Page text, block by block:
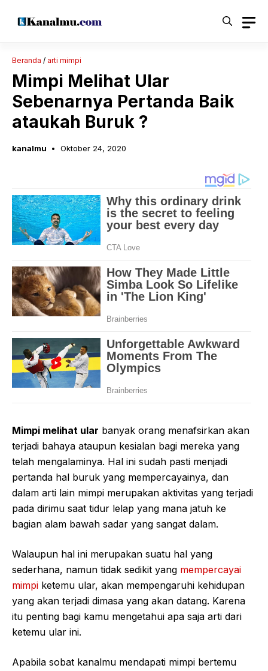
Beranda / arti mimpi
Mimpi Melihat Ular
Sebenarnya Pertanda Baik
ataukah Buruk ?
kanalmu Oktober 24, 2020
Mimpi melihat ular banyak orang menafsirkan akan
terjadi bahaya ataupun kesialan bagi mereka yang
telah mengalaminya. Hal ini sudah pasti menjadi
pertanda hal buruk yang mempercayainya, dan
dalam arti lain mimpi merupakan aktivitas yang terjadi
pada dirimu saat tidur lelap yang mana jatuh ke
bagian alam bawah sadar yang sangat dalam.
Walaupun hal ini merupakan suatu hal yang
sederhana, namun tidak sedikit yang mempercayai
mimpi ketemu ular, akan mempengaruhi kehidupan
yang akan terjadi dimasa yang akan datang. Karena
itu penting bagi kamu mengetahui apa saja arti dari
ketemu ular ini.
Apabila sobat kanalmu mendapati mimpi bertemu